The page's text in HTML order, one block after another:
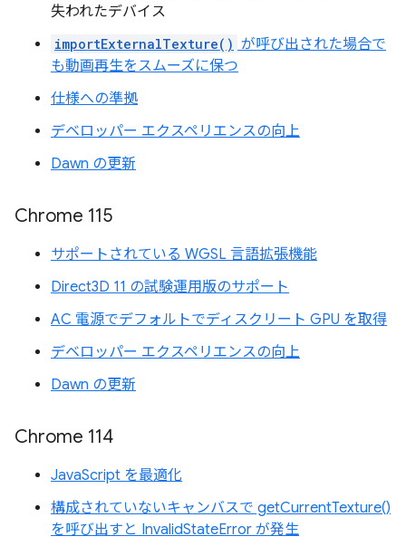
失われたデバイス
importExternalTexture() が呼び出された場合で
も動画再生をスムーズに保つ
仕様への準拠
デベロッパー エクスペリエンスの向上
Dawn の更新
Chrome 115
サポートされている WGSL 言語拡張機能
Direct3D 11 の試験運用版のサポート
AC 電源でデフォルトでディスクリート GPU を取得
デベロッパー エクスペリエンスの向上
Dawn の更新
Chrome 114
JavaScript を最適化
構成されていないキャンバスで getCurrentTexture()
を呼び出すと InvalidStateError が発生